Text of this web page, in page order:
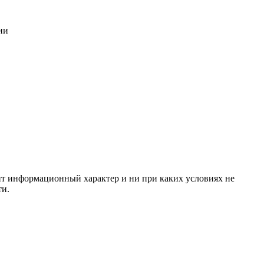
информационный характер и ни при каких условиях не